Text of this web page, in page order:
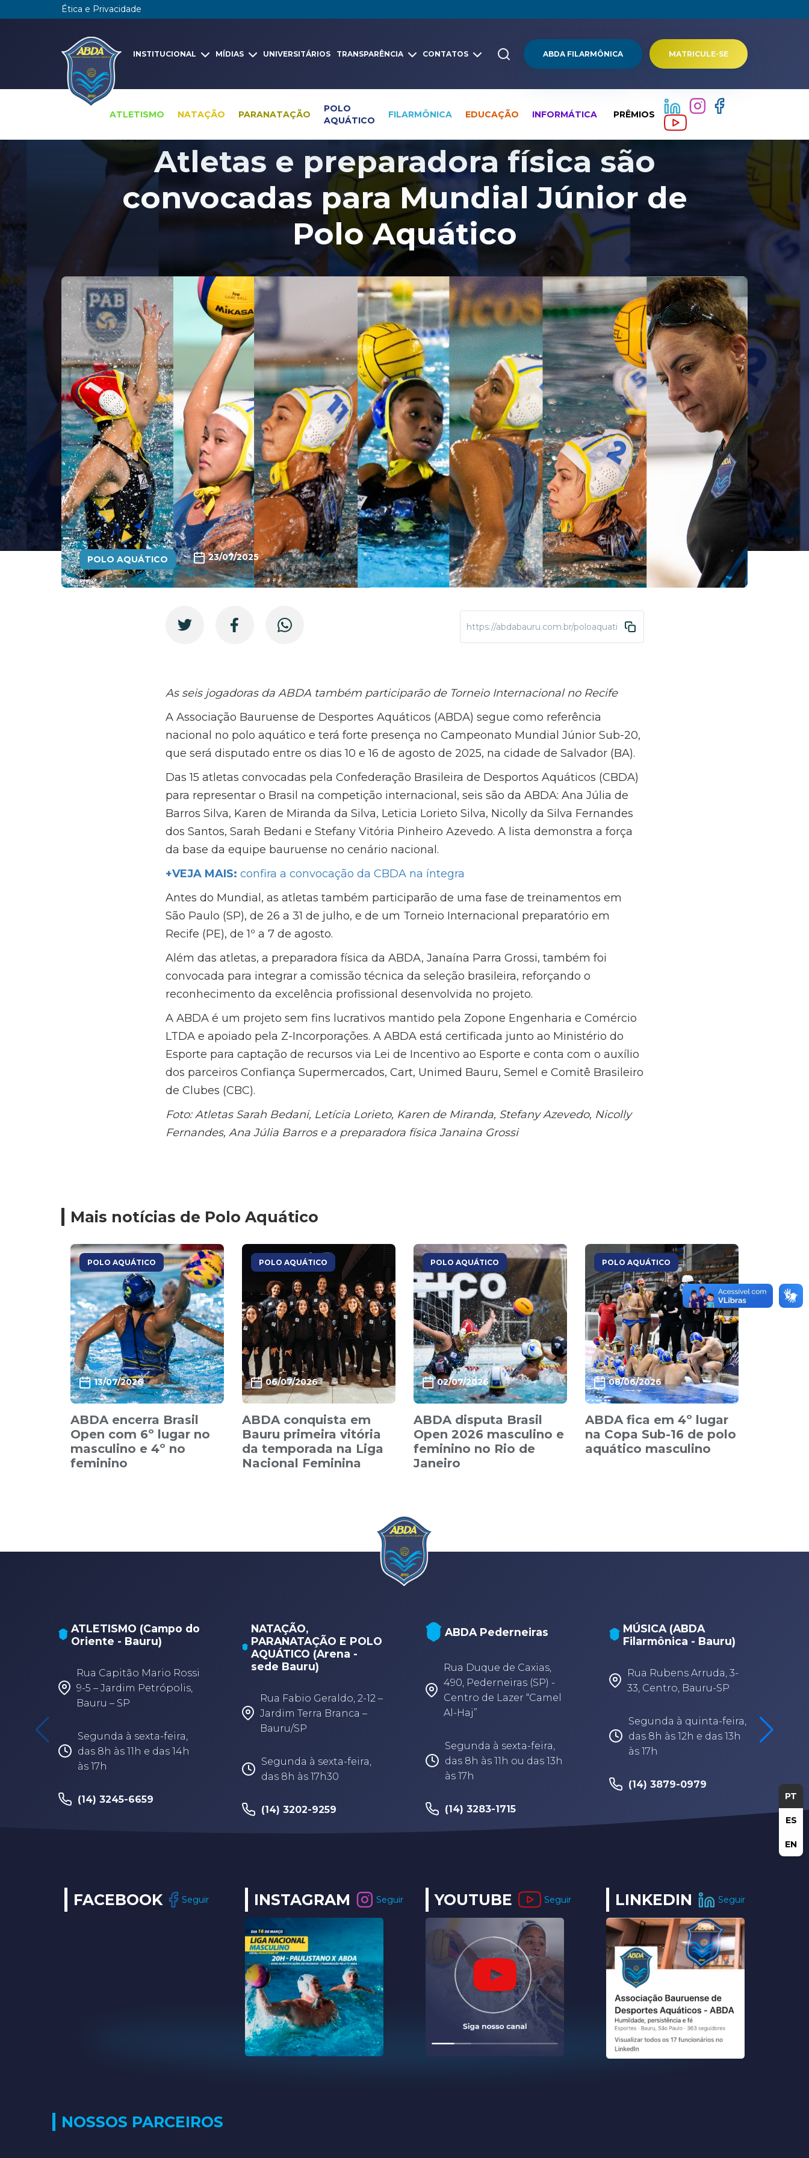
Ética e Privacidade
INSTITUCIONAL MÍDIAS UNIVERSITÁRIOS TRANSPARÊNCIA CONTATOS ABDA FILARMÔNICA MATRICULE-SE
ATLETISMO NATAÇÃO PARANATAÇÃO
POLO
AQUÁTICO
FILARMÔNICA EDUCAÇÃO INFORMÁTICA PRÊMIOS
PT
ES
EN
Pesquisa global Notícias Polo Aquático
Atletas e preparadora física são
convocadas para Mundial Júnior de
Polo Aquático
POLO AQUÁTICO 23/07/2025
https://abdabauru.com.br/poloaquatico-convocacao-mundial-junior-salvador-2025
As seis jogadoras da ABDA também participarão de Torneio Internacional no Recife
A Associação Bauruense de Desportes Aquáticos (ABDA) segue como referência
nacional no polo aquático e terá forte presença no Campeonato Mundial Júnior Sub-20,
que será disputado entre os dias 10 e 16 de agosto de 2025, na cidade de Salvador (BA).
Das 15 atletas convocadas pela Confederação Brasileira de Desportos Aquáticos (CBDA)
para representar o Brasil na competição internacional, seis são da ABDA: Ana Júlia de
Barros Silva, Karen de Miranda da Silva, Leticia Lorieto Silva, Nicolly da Silva Fernandes
dos Santos, Sarah Bedani e Stefany Vitória Pinheiro Azevedo. A lista demonstra a força
da base da equipe bauruense no cenário nacional.
+VEJA MAIS: confira a convocação da CBDA na íntegra
Antes do Mundial, as atletas também participarão de uma fase de treinamentos em
São Paulo (SP), de 26 a 31 de julho, e de um Torneio Internacional preparatório em
Recife (PE), de 1º a 7 de agosto.
Além das atletas, a preparadora física da ABDA, Janaína Parra Grossi, também foi
convocada para integrar a comissão técnica da seleção brasileira, reforçando o
reconhecimento da excelência profissional desenvolvida no projeto.
A ABDA é um projeto sem fins lucrativos mantido pela Zopone Engenharia e Comércio
LTDA e apoiado pela Z-Incorporações. A ABDA está certificada junto ao Ministério do
Esporte para captação de recursos via Lei de Incentivo ao Esporte e conta com o auxílio
dos parceiros Confiança Supermercados, Cart, Unimed Bauru, Semel e Comitê Brasileiro
de Clubes (CBC).
Foto: Atletas Sarah Bedani, Letícia Lorieto, Karen de Miranda, Stefany Azevedo, Nicolly
Fernandes, Ana Júlia Barros e a preparadora física Janaina Grossi
Mais notícias de Polo Aquático
POLO AQUÁTICO
13/07/2026
ABDA encerra Brasil
Open com 6º lugar no
masculino e 4º no
feminino
POLO AQUÁTICO
06/07/2026
ABDA conquista em
Bauru primeira vitória
da temporada na Liga
Nacional Feminina
POLO AQUÁTICO
02/07/2026
ABDA disputa Brasil
Open 2026 masculino e
feminino no Rio de
Janeiro
POLO AQUÁTICO
08/06/2026
ABDA fica em 4º lugar
na Copa Sub-16 de polo
aquático masculino
ATLETISMO (Campo do
Oriente - Bauru)
Rua Capitão Mario Rossi
9-5 – Jardim Petrópolis,
Bauru – SP
Segunda à sexta-feira,
das 8h às 11h e das 14h
às 17h
(14) 3245-6659
NATAÇÃO,
PARANATAÇÃO E POLO
AQUÁTICO (Arena -
sede Bauru)
Rua Fabio Geraldo, 2-12 –
Jardim Terra Branca –
Bauru/SP
Segunda à sexta-feira,
das 8h às 17h30
(14) 3202-9259
ABDA Pederneiras
Rua Duque de Caxias,
490, Pederneiras (SP) -
Centro de Lazer “Camel
Al-Haj”
Segunda à sexta-feira,
das 8h às 11h ou das 13h
às 17h
(14) 3283-1715
MÚSICA (ABDA
Filarmônica - Bauru)
Rua Rubens Arruda, 3-
33, Centro, Bauru-SP
Segunda à quinta-feira,
das 8h às 12h e das 13h
às 17h
(14) 3879-0979
FACEBOOK Seguir INSTAGRAM Seguir YOUTUBE Seguir LINKEDIN Seguir
NOSSOS PARCEIROS